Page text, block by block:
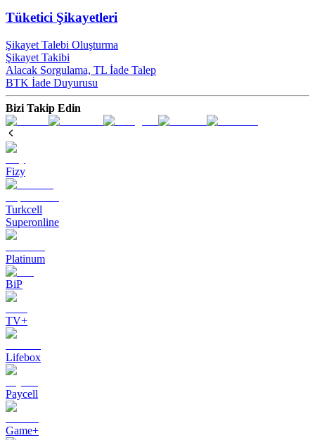
Tüketici Şikayetleri
Şikayet Talebi Oluşturma
Şikayet Takibi
Alacak Sorgulama, TL İade Talep​
BTK İade Duyurusu
Bizi Takip Edin
Fizy
Turkcell
Superonline
Platinum
BiP
TV+
Lifebox
Paycell
Game+